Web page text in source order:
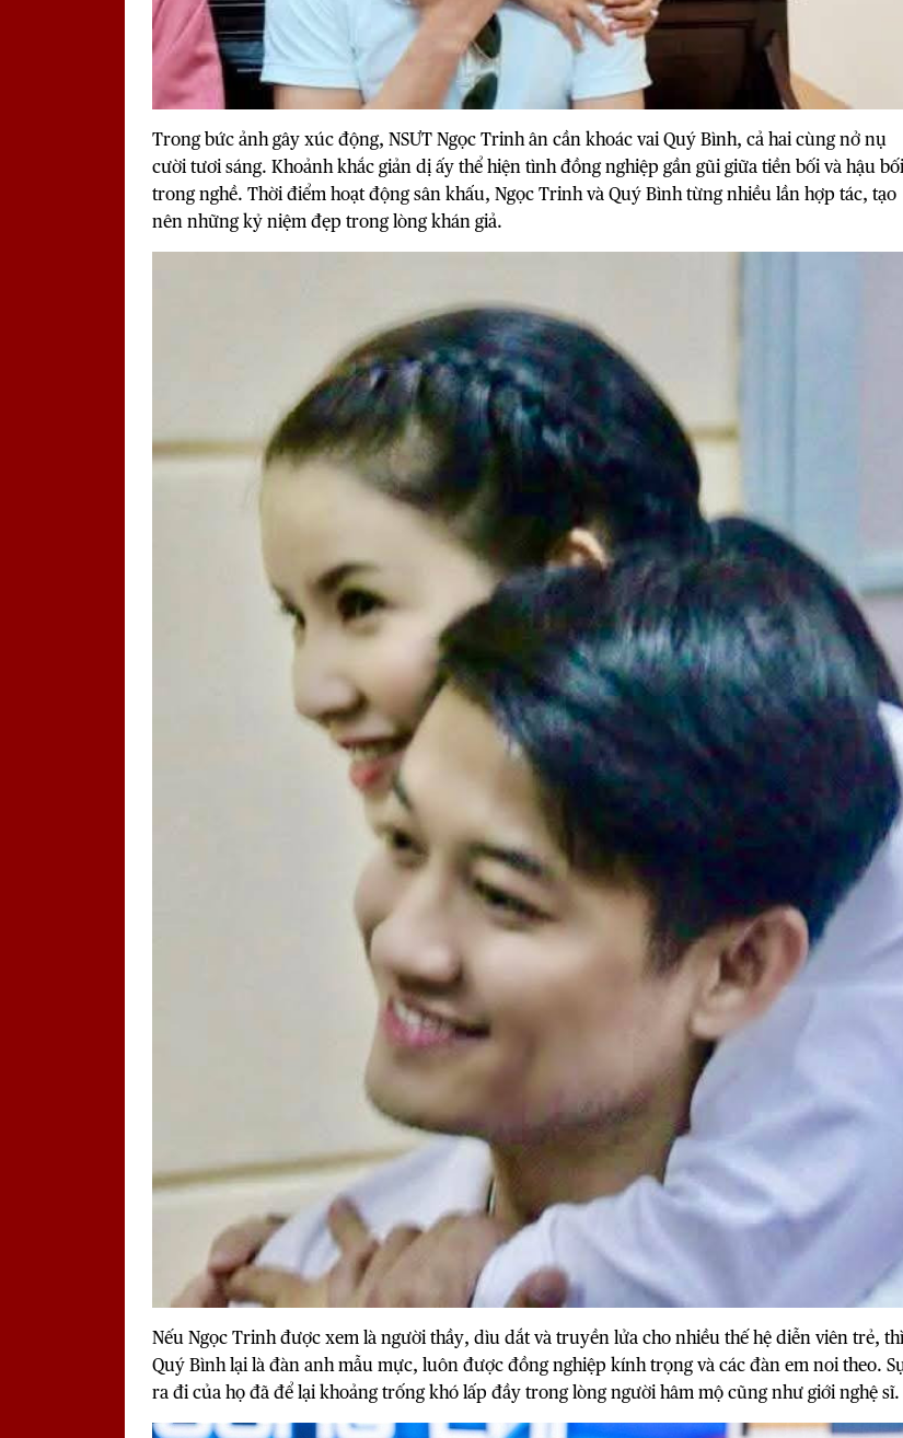
Trong bức ảnh gây xúc động, NSƯT Ngọc Trinh ân cần khoác vai Quý Bình, cả hai cùng nở nụ
cười tươi sáng. Khoảnh khắc giản dị ấy thể hiện tình đồng nghiệp gần gũi giữa tiền bối và hậu bối
trong nghề. Thời điểm hoạt động sân khấu, Ngọc Trinh và Quý Bình từng nhiều lần hợp tác, tạo
nên những kỷ niệm đẹp trong lòng khán giả.
Nếu Ngọc Trinh được xem là người thầy, dìu dắt và truyền lửa cho nhiều thế hệ diễn viên trẻ, thì
Quý Bình lại là đàn anh mẫu mực, luôn được đồng nghiệp kính trọng và các đàn em noi theo.
ra đi của họ đã để lại khoảng trống khó lấp đầy trong lòng người hâm mộ cũng như giới nghệ sĩ.